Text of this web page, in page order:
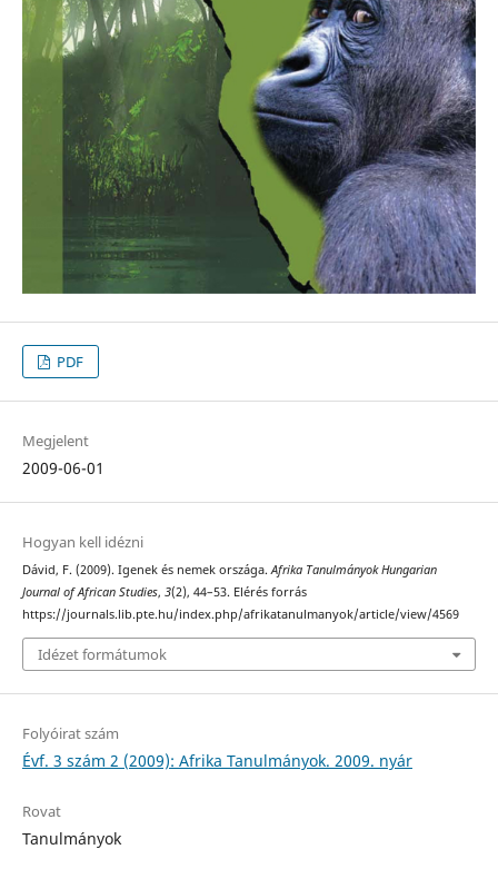
PDF
Megjelent
2009-06-01
Hogyan kell idézni
Dávid, F. (2009). Igenek és nemek országa.Afrika Tanulmányok Hungarian
Journal of African Studies, 3(2), 44–53. Elérés forrás
https://journals.lib.pte.hu/index.php/afrikatanulmanyok/article/view/4569
Idézet formátumok
Folyóirat szám
Évf. 3 szám 2 (2009): Afrika Tanulmányok. 2009. nyár
Rovat
Tanulmányok